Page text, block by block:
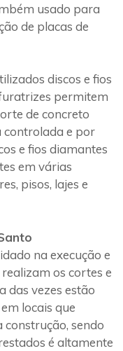
usado para
de placas de
discos e fios
permitem
de concreto
controlada e por
e fios diamantes
em várias
pisos, lajes e
na execução e
os cortes e
das vezes estão
locais que
sendo
é altamente